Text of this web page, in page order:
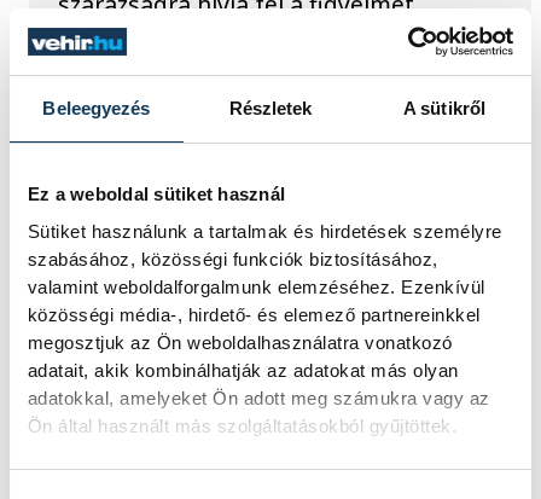
Beleegyezés Részletek A sütikről
Ez a weboldal sütiket használ
Sütiket használunk a tartalmak és hirdetések személyre
szabásához, közösségi funkciók biztosításához,
valamint weboldalforgalmunk elemzéséhez. Ezenkívül
közösségi média-, hirdető- és elemező partnereinkkel
megosztjuk az Ön weboldalhasználatra vonatkozó
adatait, akik kombinálhatják az adatokat más olyan
adatokkal, amelyeket Ön adott meg számukra vagy az
Ön által használt más szolgáltatásokból gyűjtöttek.
Elmeséljük a baljós kőtömb történetét.
Magyar Péter:
energiaellátása stabil
Jelenleg stabil Magyarország
energiaellátása, a paksi erőmű
munkatársai azon dolgoznak, hogy az
utolsó még termelő turbina
hibamentesen működjön - közölte a
miniszterelnök a paksi erőműnél tett
keddi látogatása során.